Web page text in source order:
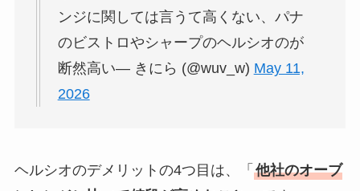
ンジに関しては言うて高くない、パナ
のビストロやシャープのヘルシオのが
断然高い— きにら (@wuv_w) May 11,
2026
ヘルシオのデメリットの4つ目は、「 他社のオーブ